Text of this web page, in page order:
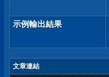
示例輸出結果
文章連結